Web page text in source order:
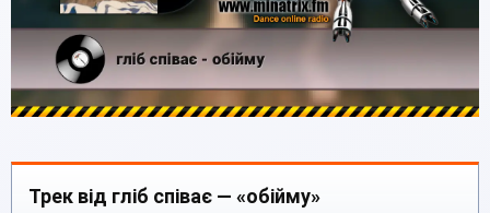
Трек від гліб співає — «обійму»